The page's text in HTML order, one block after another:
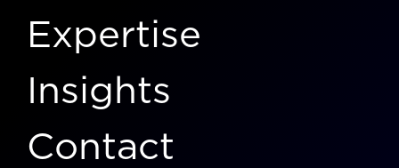
Expertise
Insights
Contact